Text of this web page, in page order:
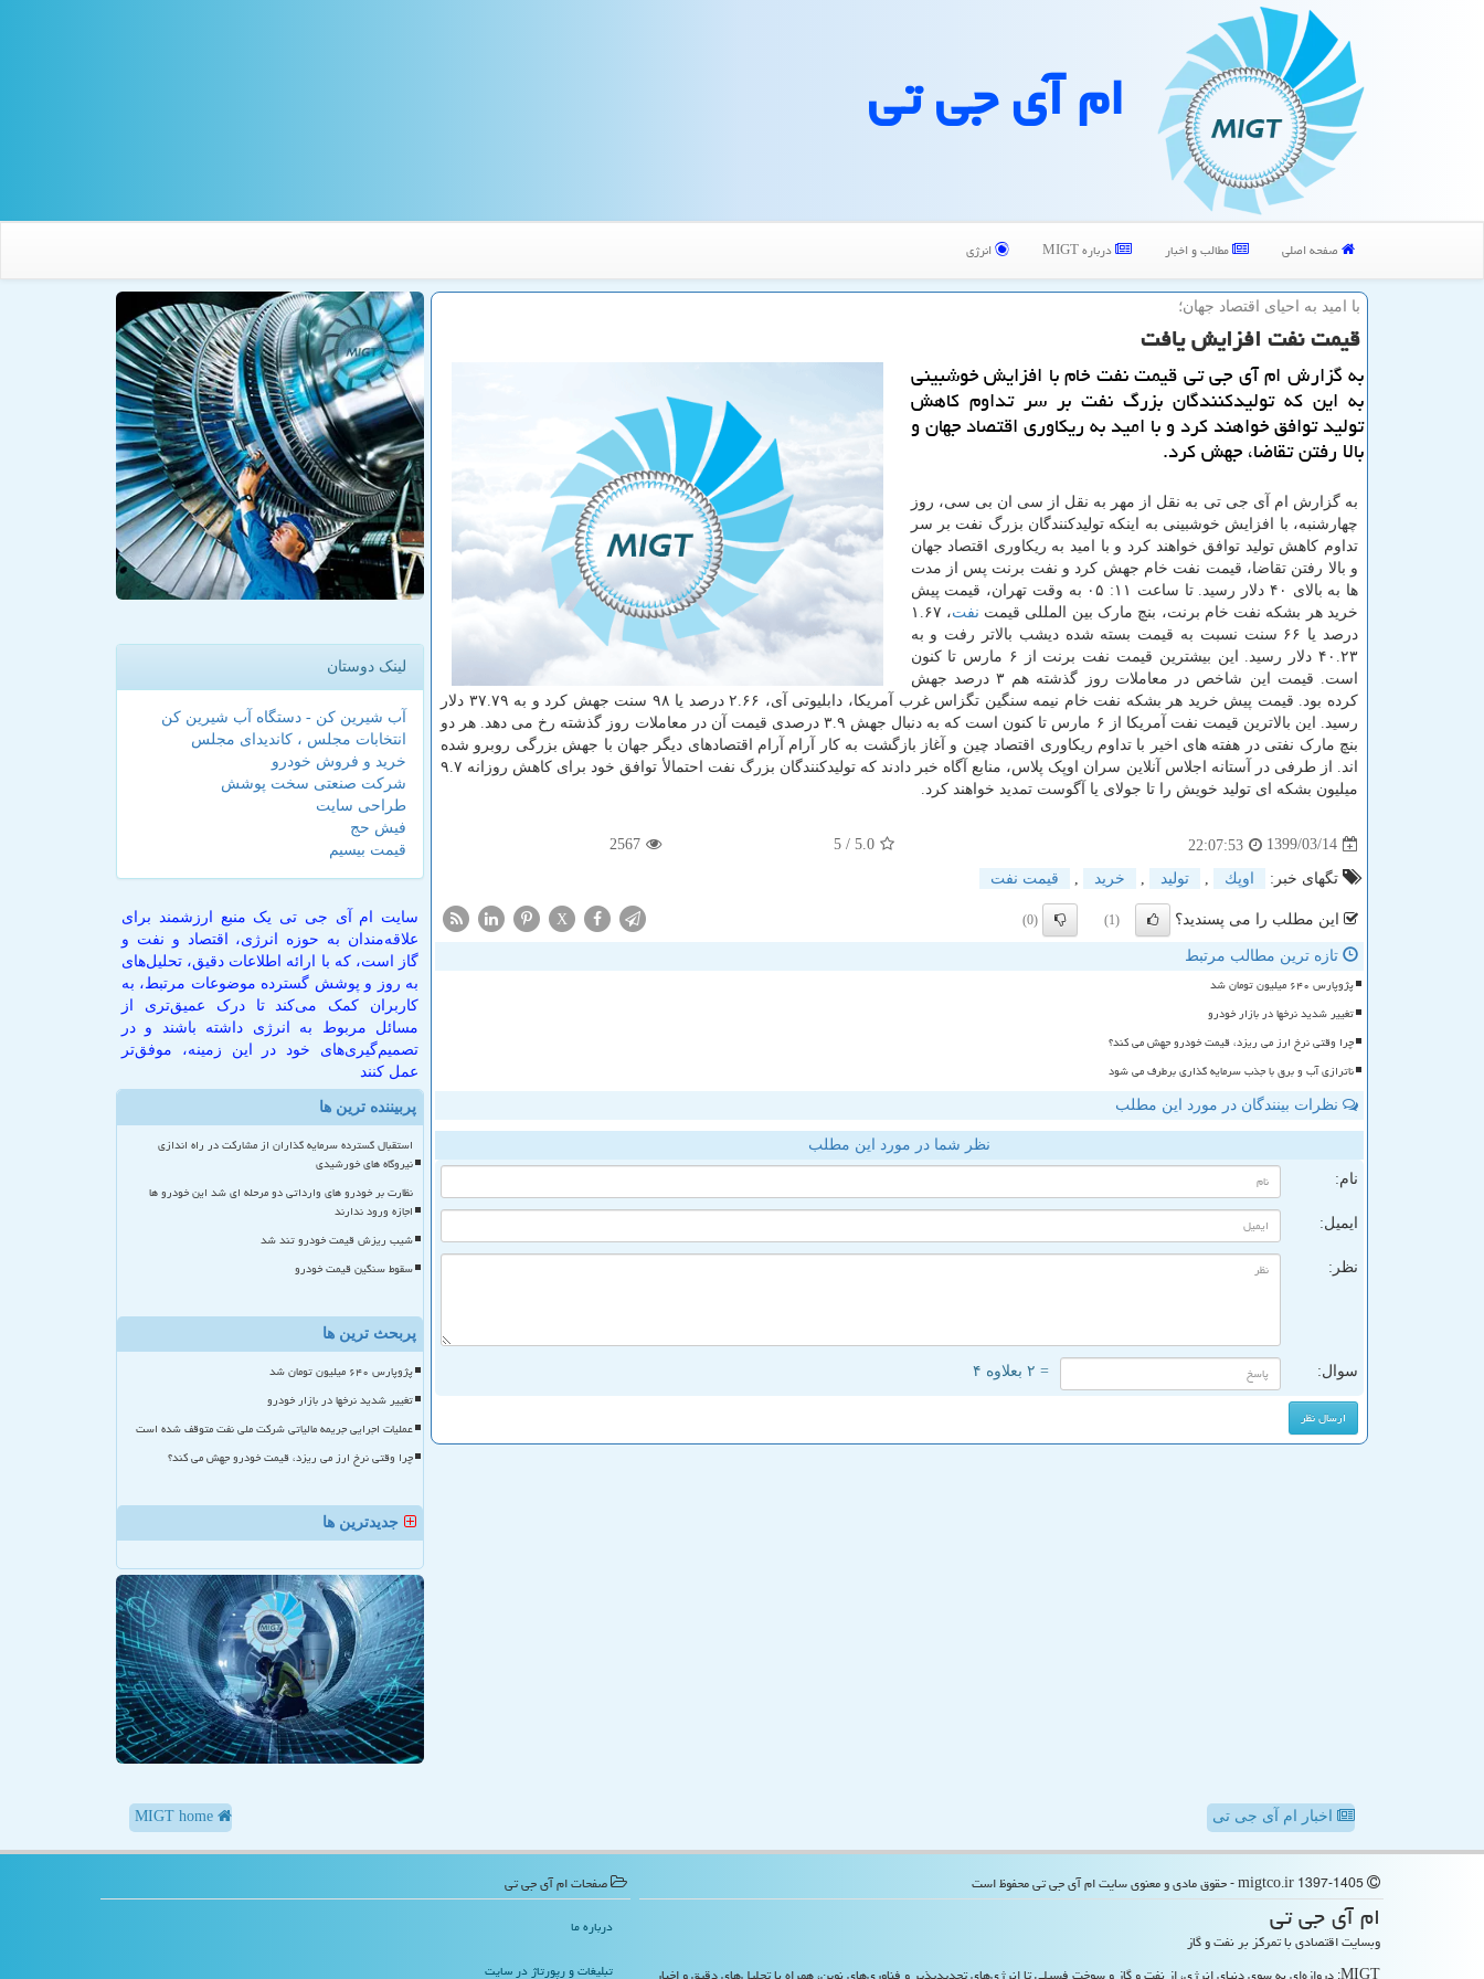
ام آی جی تی
صفحه اصلی مطالب و اخبار درباره MIGT انرژی
با امید به احیای اقتصاد جهان؛
قیمت نفت افزایش یافت
به گزارش ام آی جی تی قیمت نفت خام با افزایش خوشبینی
به این كه تولیدكنندگان بزرگ نفت بر سر تداوم كاهش
تولید توافق خواهند كرد و با امید به ریكاوری اقتصاد جهان و
بالا رفتن تقاضا، جهش كرد.
به گزارش ام آی جی تی به نقل از مهر به نقل از سی ان بی سی، روز
چهارشنبه، با افزایش خوشبینی به اینکه تولیدکنندگان بزرگ نفت بر سر
تداوم کاهش تولید توافق خواهند کرد و با امید به ریکاوری اقتصاد جهان
و بالا رفتن تقاضا، قیمت نفت خام جهش کرد و نفت برنت پس از مدت
ها به بالای ۴۰ دلار رسید. تا ساعت ۱۱: ۰۵ به وقت تهران، قیمت پیش
خرید هر بشکه نفت خام برنت، بنچ مارک بین المللی قیمت نفت
، ۱.۶۷
درصد یا ۶۶ سنت نسبت به قیمت بسته شده دیشب بالاتر رفت و به
۴۰.۲۳ دلار رسید. این بیشترین قیمت نفت برنت از ۶ مارس تا کنون
است. قیمت این شاخص در معاملات روز گذشته هم ۳ درصد جهش
کرده بود. قیمت پیش خرید هر بشکه نفت خام نیمه سنگین تگزاس غرب آمریکا، دابلیوتی آی، ۲.۶۶ درصد یا ۹۸ سنت جهش کرد و به ۳۷.۷۹ دلار
رسید. این بالاترین قیمت نفت آمریکا از ۶ مارس تا کنون است که به دنبال جهش ۳.۹ درصدی قیمت آن در معاملات روز گذشته رخ می دهد. هر دو
بنچ مارک نفتی در هفته های اخیر با تداوم ریکاوری اقتصاد چین و آغاز بازگشت به کار آرام آرام اقتصادهای دیگر جهان با جهش بزرگی روبرو شده
اند. از طرفی در آستانه اجلاس آنلاین سران اوپک پلاس، منابع آگاه خبر دادند که تولیدکنندگان بزرگ نفت احتمالأ توافق خود برای کاهش روزانه ۹.۷
میلیون بشکه ای تولید خویش را تا جولای یا آگوست تمدید خواهند کرد.
1399/03/14
22:07:53
5.0
/ 5
2567
تگهای خبر: اوپك تولید خرید قیمت نفت
این مطلب را می پسندید؟ (1)
(0)
X
تازه ترین مطالب مرتبط
پژوپارس ۶۴۰ میلیون تومان شد
تغییر شدید نرخها در بازار خودرو
چرا وقتی نرخ ارز می ریزد، قیمت خودرو جهش می کند؟
ناترازی آب و برق با جذب سرمایه گذاری برطرف می شود
نظرات بینندگان در مورد این مطلب
نظر شما در مورد این مطلب
نام:
ایمیل:
نظر:
سوال: = ۲ بعلاوه ۴
لینک دوستان
آب شیرین کن - دستگاه آب شیرین کن
انتخابات مجلس ، کاندیدای مجلس
خرید و فروش خودرو
شرکت صنعتی سخت پوشش
طراحی سایت
فیش حج
قیمت بیسیم
سایت ام آی جی تی یک منبع ارزشمند برای
علاقه‌مندان به حوزه انرژی، اقتصاد و نفت و
گاز است، که با ارائه اطلاعات دقیق، تحلیل‌های
به روز و پوشش گسترده موضوعات مرتبط، به
کاربران کمک می‌کند تا درک عمیق‌تری از
مسائل مربوط به انرژی داشته باشند و در
تصمیم‌گیری‌های خود در این زمینه، موفق‌تر
عمل کنند
پربیننده ترین ها
استقبال گسترده سرمایه گذاران از مشارکت در راه اندازی
نیروگاه های خورشیدی
نظارت بر خودرو های وارداتی دو مرحله ای شد این خودرو ها
اجازه ورود ندارند
شیب ریزش قیمت خودرو تند شد
سقوط سنگین قیمت خودرو
پربحث ترین ها
پژوپارس ۶۴۰ میلیون تومان شد
تغییر شدید نرخها در بازار خودرو
عملیات اجرایی جریمه مالیاتی شرکت ملی نفت متوقف شده است
چرا وقتی نرخ ارز می ریزد، قیمت خودرو جهش می کند؟
جدیدترین ها
اخبار ام آی جی تی
ام آی جی تی
وبسایت اقتصادی با تمرکز بر نفت و گاز
صفحات ام آی جی تی
درباره ما
تبلیغات و رپورتاژ در سایت